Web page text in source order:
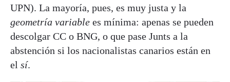
UPN). La mayoría, pues, es muy justa y la
geometría variable es mínima: apenas se pueden
descolgar CC o BNG, o que pase Junts a la
abstención si los nacionalistas canarios están en
el sí.